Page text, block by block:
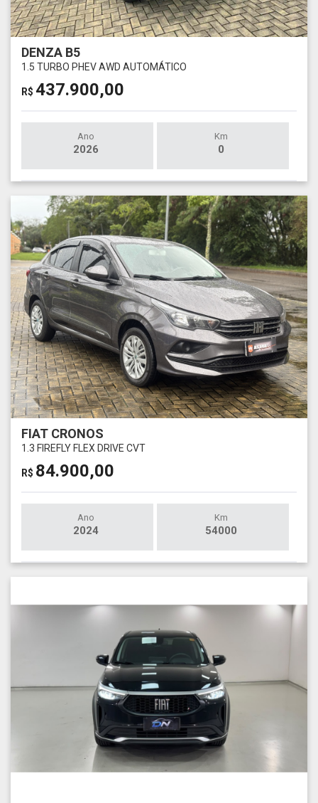
DENZA B5
1.5 TURBO PHEV AWD AUTOMÁTICO
R$ 437.900,00
Ano
2026
Km
0
FIAT CRONOS
1.3 FIREFLY FLEX DRIVE CVT
R$ 84.900,00
Ano
2024
Km
54000